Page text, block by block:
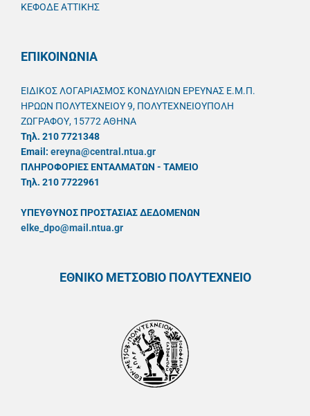
ΚΕΦΟΔΕ ΑΤΤΙΚΗΣ
ΕΠΙΚΟΙΝΩΝΙΑ
ΕΙΔΙΚΟΣ ΛΟΓΑΡΙΑΣΜΟΣ ΚΟΝΔΥΛΙΩΝ ΕΡΕΥΝΑΣ Ε.Μ.Π.
ΗΡΩΩΝ ΠΟΛΥΤΕΧΝΕΙΟΥ 9, ΠΟΛΥΤΕΧΝΕΙΟΥΠΟΛΗ
ΖΩΓΡΑΦΟΥ, 15772 ΑΘΗΝΑ
Τηλ. 210 7721348
Email: ereyna@central.ntua.gr
ΠΛΗΡΟΦΟΡΙΕΣ ΕΝΤΑΛΜΑΤΩΝ - ΤΑΜΕΙΟ
Τηλ. 210 7722961
ΥΠΕΥΘYΝΟΣ ΠΡΟΣΤΑΣΙΑΣ ΔΕΔΟΜΕΝΩΝ
elke_dpo@mail.ntua.gr
ΕΘΝΙΚΟ ΜΕΤΣΟΒΙΟ ΠΟΛΥΤΕΧΝΕΙΟ